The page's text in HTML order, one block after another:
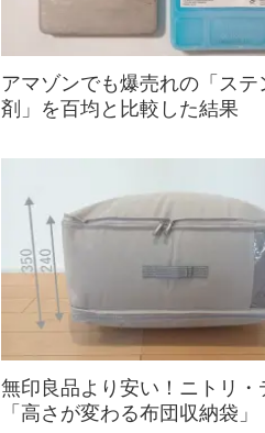
アマゾンでも爆売れの「ステ
剤」を百均と比較した結果
無印良品より安い！ニトリ・
「高さが変わる布団収納袋」